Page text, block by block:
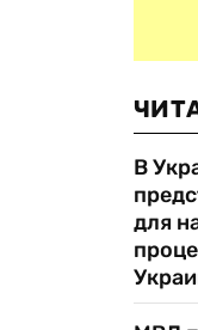
В
для